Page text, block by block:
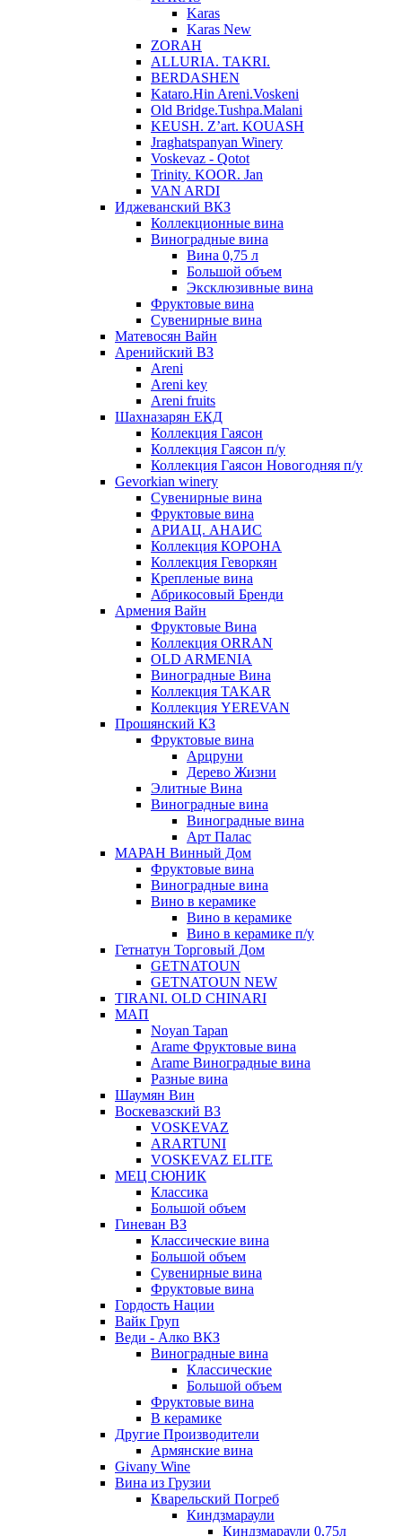
Karas
Karas New
ZORAH
ALLURIA. TAKRI.
BERDASHEN
Kataro.Hin Areni.Voskeni
Old Bridge.Tushpa.Malani
KEUSH. Z’art. KOUASH
Jraghatspanyan Winery
Voskevaz - Qotot
Trinity. KOOR. Jan
VAN ARDI
Иджеванский ВКЗ
Коллекционные вина
Виноградные вина
Вина 0,75 л
Большой объем
Эксклюзивные вина
Фруктовые вина
Cувенирные вина
Матевосян Вайн
Аренийский ВЗ
Areni
Areni key
Areni fruits
Шахназарян ЕКД
Коллекция Гаясон
Коллекция Гаясон п/у
Коллекция Гаясон Новогодняя п/у
Gevorkian winery
Сувенирные вина
Фруктовые вина
АРИАЦ. АНАИС
Коллекция КОРОНА
Коллекция Геворкян
Крепленые вина
Абрикосовый Бренди
Армения Вайн
Фруктовые Вина
Коллекция ORRAN
OLD ARMENIA
Виноградные Вина
Коллекция TAKAR
Коллекция YEREVAN
Прошянский КЗ
Фруктовые вина
Арцруни
Дерево Жизни
Элитные Вина
Виноградные вина
Виноградные вина
Арт Палас
МАРАН Винный Дом
Фруктовые вина
Виноградные вина
Вино в керамике
Вино в керамике
Вино в керамике п/у
Гетнатун Торговый Дом
GETNATOUN
GETNATOUN NEW
TIRANI. OLD CHINARI
МАП
Noyan Tapan
Arame Фруктовые вина
Arame Виноградные вина
Разные вина
Шаумян Вин
Воскевазский ВЗ
VOSKEVAZ
ARARTUNI
VOSKEVAZ ELITE
МЕЦ СЮНИК
Классика
Большой объем
Гиневан ВЗ
Классические вина
Большой объем
Сувенирные вина
Фруктовые вина
Гордость Нации
Вайк Груп
Веди - Алко ВКЗ
Виноградные вина
Классические
Большой объем
Фруктовые вина
В керамике
Другие Производители
Армянские вина
Givany Wine
Вина из Грузии
Кварельский Погреб
Киндзмараули
Киндзмараули 0,75л